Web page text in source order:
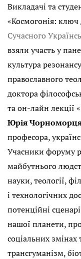
Викладачі та
«Космогонія:
Сучасного
взяли участь у
культура
православного
доктора
та он-лайн лекції
Юрія
професора,
Учасники форуму
майбутнього
науки, теології,
і технологічних
потенційні
нашої планети,
соціальних
трансгуманізм,